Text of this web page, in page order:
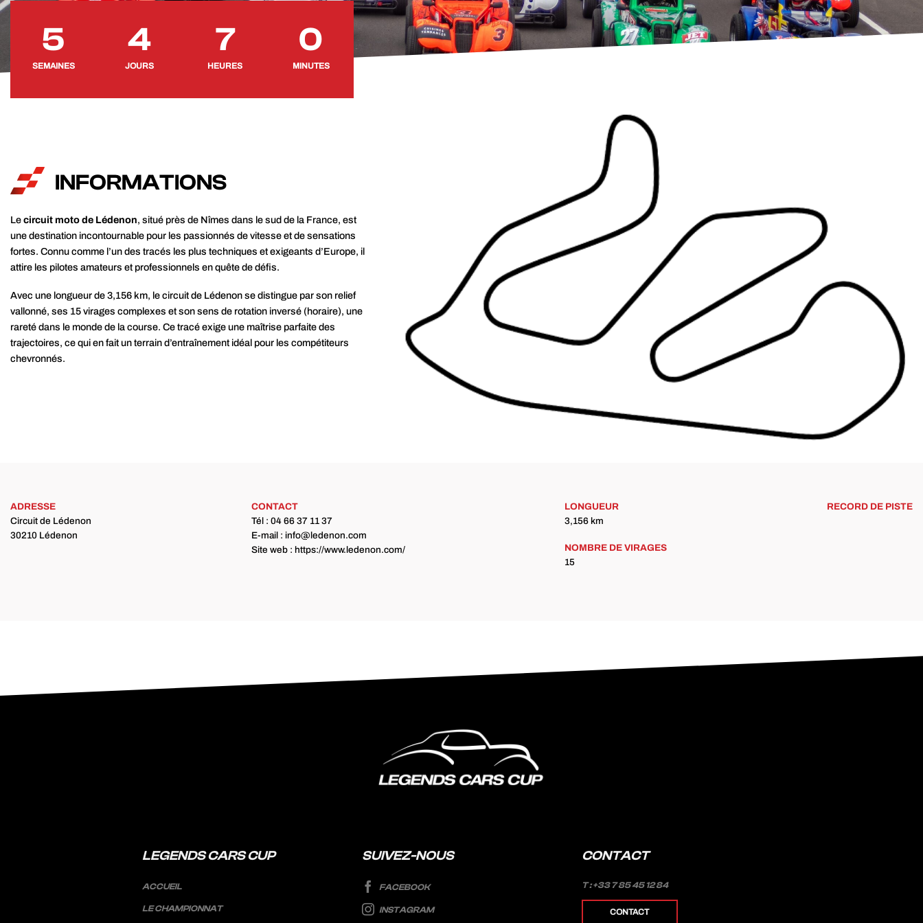
5
SEMAINES
4
JOURS
7
HEURES
0
MINUTES
INFORMATIONS
Lecircuit moto de Lédenon, situé près de Nîmes dans le sud de la France, est
une destination incontournable pour les passionnés de vitesse et de sensations
fortes. Connu comme l’un des tracés les plus techniques et exigeants d’Europe, il
attire les pilotes amateurs et professionnels en quête de défis.
Avec une longueur de 3,156 km, le circuit de Lédenon se distingue par son relief
vallonné, ses 15 virages complexes et son sens de rotation inversé (horaire), une
rareté dans le monde de la course. Ce tracé exige une maîtrise parfaite des
trajectoires, ce qui en fait un terrain d’entraînement idéal pour les compétiteurs
chevronnés.
ADRESSE
Circuit de Lédenon
30210 Lédenon
CONTACT
Tél : 04 66 37 11 37
E-mail : info@ledenon.com
Site web : https://www.ledenon.com/
LONGUEUR
3,156 km
NOMBRE DE VIRAGES
15
RECORD DE PISTE
LEGENDS CARS CUP
ACCUEIL
LE CHAMPIONNAT
SUIVEZ-NOUS
FACEBOOK
INSTAGRAM
CONTACT
T : +33 7 85 45 12 84
CONTACT